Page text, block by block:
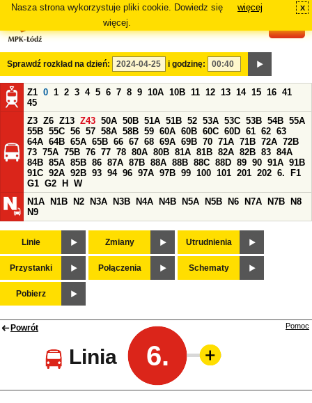
Nasza strona wykorzystuje pliki cookie. Dowiedz się
więcej.
więcej x
Sprawdź rozkład na dzień: i godzinę:
Z1 0 1 2 3 4 5 6 7 8 9 10A 10B 11 12 13 14 15 16 41
45
Z3 Z6 Z13 Z43 50A 50B 51A 51B 52 53A 53C 53B 54B 55A
55B 55C 56 57 58A 58B 59 60A 60B 60C 60D 61 62 63
64A 64B 65A 65B 66 67 68 69A 69B 70 71A 71B 72A 72B
73 75A 75B 76 77 78 80A 80B 81A 81B 82A 82B 83 84A
84B 85A 85B 86 87A 87B 88A 88B 88C 88D 89 90 91A 91B
91C 92A 92B 93 94 96 97A 97B 99 100 101 201 202 6.
F1
G1 G2 H
W
N1A
N1B N2 N3A N3B N4A N4B N5A N5B N6 N7A N7B
N8
N9
Linie Zmiany Utrudnienia
Przystanki Połączenia Schematy
Pobierz
Powrót
Linia 6.
Pomoc